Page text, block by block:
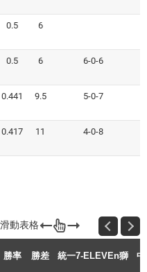
0.5 6
0.5 6 6-0-6
0.441 9.5 5-0-7
0.417 11 4-0-8
勝率 勝差 統一7-ELEVEn獅